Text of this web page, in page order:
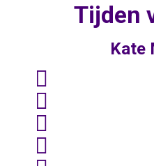
Tijden
Kate